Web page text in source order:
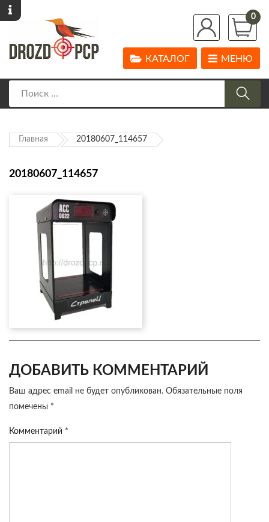
0
МЕНЮ
КАТАЛОГ
Главная 20180607_114657
20180607_114657
ДОБАВИТЬ КОММЕНТАРИЙ
Ваш адрес email не будет опубликован. Обязательные поля
помечены *
Комментарий *